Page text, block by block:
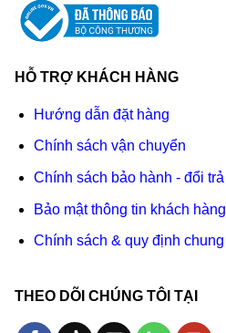
HỖ TRỢ KHÁCH HÀNG
Hướng dẫn đặt hàng
Chính sách vận chuyển
Chính sách bảo hành - đổi trả
Bảo mật thông tin khách hàng
Chính sách & quy định chung
THEO DÕI CHÚNG TÔI TẠI